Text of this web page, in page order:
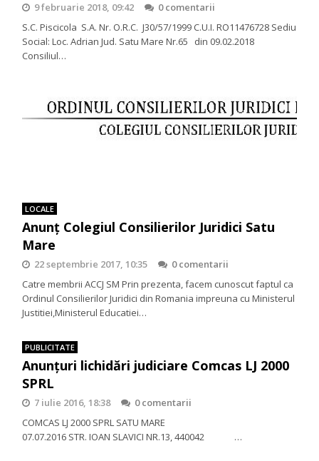
9 februarie 2018, 09:42
0 comentarii
S.C. Piscicola S.A. Nr. O.R.C. J30/57/1999 C.U.I. RO11476728 Sediu
Social: Loc. Adrian Jud. Satu Mare Nr.65 din 09.02.2018
Consiliul…
LOCALE
Anunţ Colegiul Consilierilor Juridici Satu
Mare
22 septembrie 2017, 10:35
0 comentarii
Catre membrii ACCJ SM Prin prezenta, facem cunoscut faptul ca
Ordinul Consilierilor Juridici din Romania impreuna cu Ministerul
Justitiei,Ministerul Educatiei…
PUBLICITATE
Anunţuri lichidări judiciare Comcas LJ 2000
SPRL
7 iulie 2016, 18:38
0 comentarii
COMCAS LJ 2000 SPRL SATU MARE
07.07.2016 STR. IOAN SLAVICI NR.13, 440042 …